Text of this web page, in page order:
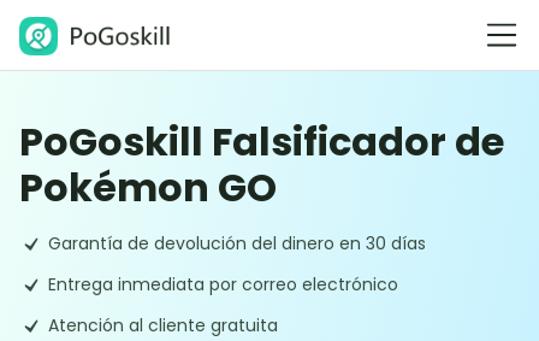
PoGoskill Falsificador de
Pokémon GO
Garantía de devolución del dinero en 30 días
Entrega inmediata por correo electrónico
Atención al cliente gratuita